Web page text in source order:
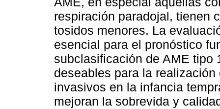
respiración paradojal, tienen
tosidos menores. La
esencial para el pronóstico
subclasificación de AME tipo
deseables para la
invasivos en la infancia
mejoran la sobrevida y